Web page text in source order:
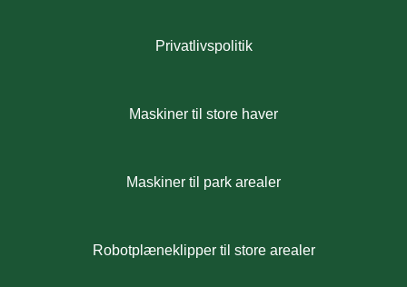
Privatlivspolitik
Maskiner til store haver
Maskiner til park arealer
Robotplæneklipper til store arealer